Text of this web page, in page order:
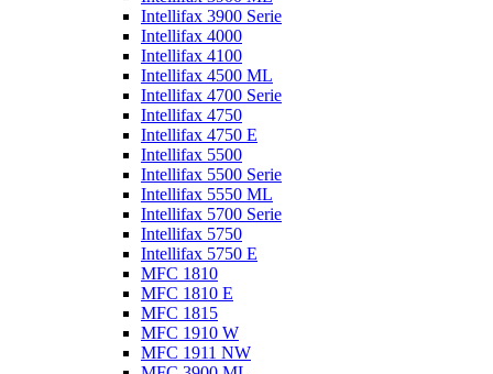
Intellifax 3900 Serie
Intellifax 4000
Intellifax 4100
Intellifax 4500 ML
Intellifax 4700 Serie
Intellifax 4750
Intellifax 4750 E
Intellifax 5500
Intellifax 5500 Serie
Intellifax 5550 ML
Intellifax 5700 Serie
Intellifax 5750
Intellifax 5750 E
MFC 1810
MFC 1810 E
MFC 1815
MFC 1910 W
MFC 1911 NW